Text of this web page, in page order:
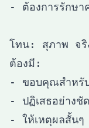
- ต้องการรักษ
โทน: สุภาพ จริ
ต้องมี:
- ขอบคุณสำหรั
- ปฏิเสธอย่างชั
- ให้เหตุผลสั้นๆ